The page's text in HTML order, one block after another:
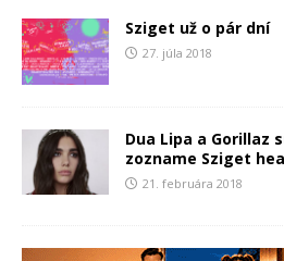
Sziget už o pár dní
27. júla 2018
Dua Lipa a Gorillaz
zozname Sziget
21. februára 2018